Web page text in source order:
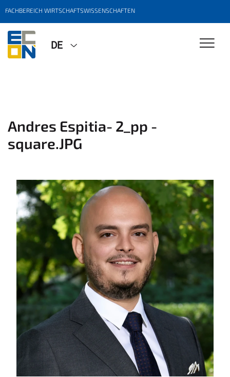
FACHBEREICH WIRTSCHAFTSWISSENSCHAFTEN
DE
Andres Espitia- 2_pp -
square.JPG